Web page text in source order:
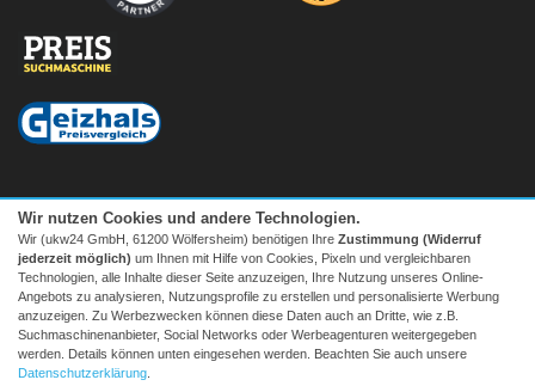
Facebook| twitter
Wir nutzen Cookies und andere Technologien.
Wir (ukw24 GmbH, 61200 Wölfersheim) benötigen Ihre Zustimmung (Widerruf
jederzeit möglich) um Ihnen mit Hilfe von Cookies, Pixeln und vergleichbaren
Technologien, alle Inhalte dieser Seite anzuzeigen, Ihre Nutzung unseres Online-
Angebots zu analysieren, Nutzungsprofile zu erstellen und personalisierte Werbung
anzuzeigen. Zu Werbezwecken können diese Daten auch an Dritte, wie z.B.
Suchmaschinenanbieter, Social Networks oder Werbeagenturen weitergegeben
werden. Details können unten eingesehen werden. Beachten Sie auch unsere
Datenschutzerklärung